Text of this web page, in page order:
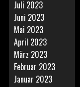
Juli 2023
Juni 2023
Mai 2023
April 2023
März 2023
Februar 2023
Januar 2023